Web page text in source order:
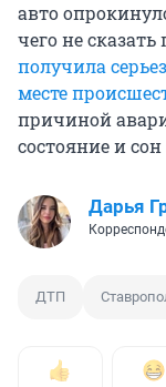
авто
чего не
получила
месте
причиной
состояние и
Дарья
ДТП